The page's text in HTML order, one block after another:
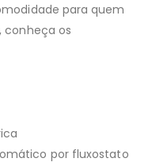
para quem
conheça os
por fluxostato